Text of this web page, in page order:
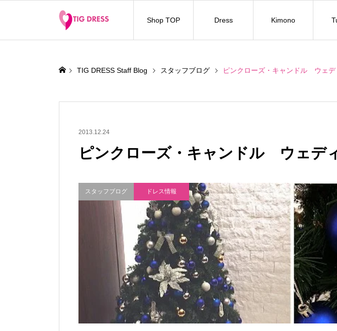
Shop TOP Dress Kimono
TIG DRESS Staff Blog スタッフブログ ピンクローズ・キャンドル ウェデ
2013.12.24
ピンクローズ・キャンドル ウェデ
スタッフブログ ドレス情報